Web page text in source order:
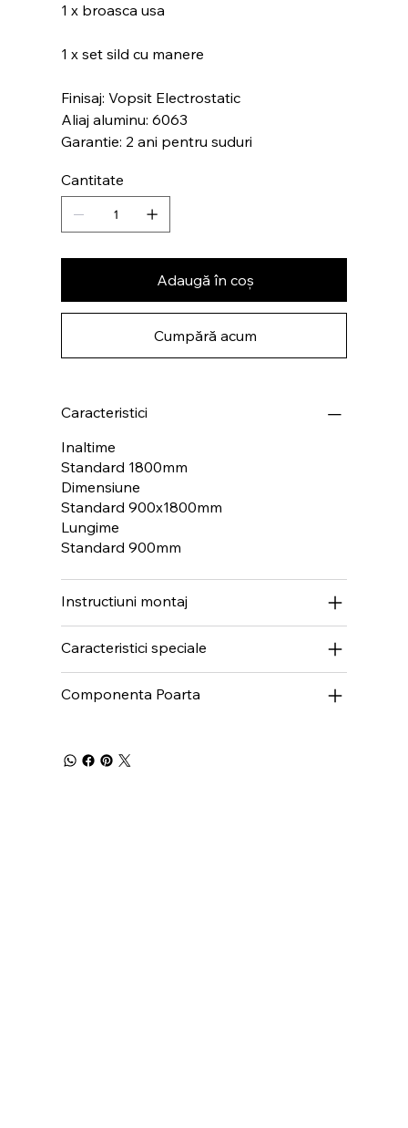
1 x broasca usa
1 x set sild cu manere
Finisaj: Vopsit Electrostatic
Aliaj aluminu: 6063
Garantie: 2 ani pentru suduri
Cantitate
Adaugă în coș
Cumpără acum
Caracteristici
Inaltime
Standard 1800mm
Dimensiune
Standard 900x1800mm
Lungime
Standard 900mm
Instructiuni montaj
Caracteristici speciale
Componenta Poarta